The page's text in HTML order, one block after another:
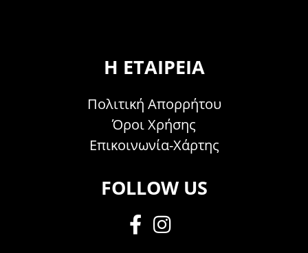
Η ΕΤΑΙΡΕΊΑ
Πολιτική Απορρήτου
Όροι Χρήσης
Επικοινωνία-Χάρτης
FOLLOW US